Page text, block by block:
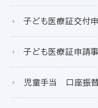
子ども医療証交付
子ども医療証申請
児童手当 口座振替